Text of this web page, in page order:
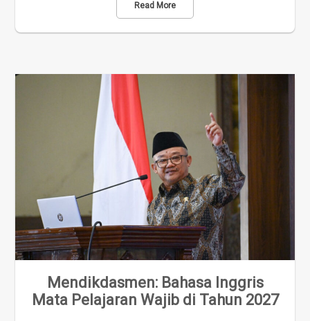
Read More
Mendikdasmen: Bahasa Inggris
Mata Pelajaran Wajib di Tahun 2027